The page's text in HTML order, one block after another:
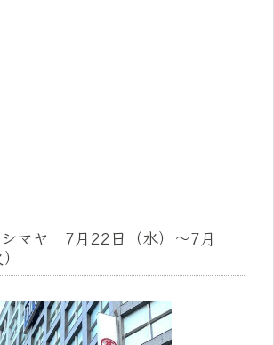
マヤ 7月22日（水）～7月